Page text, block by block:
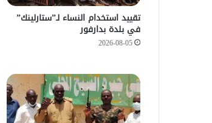
تقييد استخدام النساء لـ”ستارلينك”
في بلدة بدارفور
2026-08-05